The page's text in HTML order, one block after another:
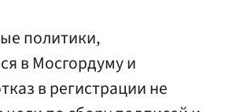
политики,
в Мосгордуму и
в регистрации не